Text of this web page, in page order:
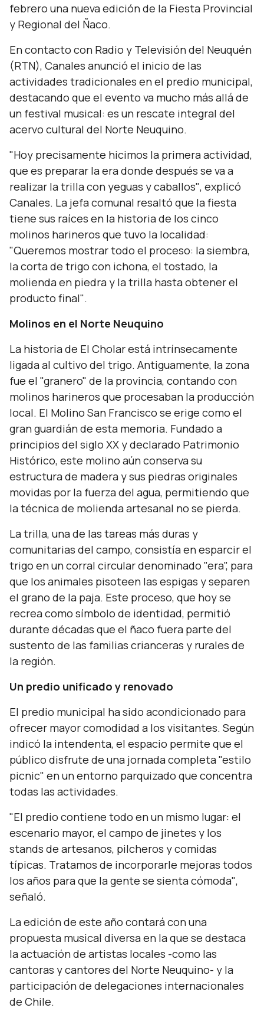
febrero una nueva edición de la Fiesta Provincial
y Regional del Ñaco.
En contacto con Radio y Televisión del Neuquén
(RTN), Canales anunció el inicio de las
actividades tradicionales en el predio municipal,
destacando que el evento va mucho más allá de
un festival musical: es un rescate integral del
acervo cultural del Norte Neuquino.
"Hoy precisamente hicimos la primera actividad,
que es preparar la era donde después se va a
realizar la trilla con yeguas y caballos", explicó
Canales. La jefa comunal resaltó que la fiesta
tiene sus raíces en la historia de los cinco
molinos harineros que tuvo la localidad:
"Queremos mostrar todo el proceso: la siembra,
la corta de trigo con ichona, el tostado, la
molienda en piedra y la trilla hasta obtener el
producto final".
Molinos en el Norte Neuquino
La historia de El Cholar está intrínsecamente
ligada al cultivo del trigo. Antiguamente, la zona
fue el "granero" de la provincia, contando con
molinos harineros que procesaban la producción
local. El Molino San Francisco se erige como el
gran guardián de esta memoria. Fundado a
principios del siglo XX y declarado Patrimonio
Histórico, este molino aún conserva su
estructura de madera y sus piedras originales
movidas por la fuerza del agua, permitiendo que
la técnica de molienda artesanal no se pierda.
La trilla, una de las tareas más duras y
comunitarias del campo, consistía en esparcir el
trigo en un corral circular denominado "era", para
que los animales pisoteen las espigas y separen
el grano de la paja. Este proceso, que hoy se
recrea como símbolo de identidad, permitió
durante décadas que el ñaco fuera parte del
sustento de las familias crianceras y rurales de
la región.
Un predio unificado y renovado
El predio municipal ha sido acondicionado para
ofrecer mayor comodidad a los visitantes. Según
indicó la intendenta, el espacio permite que el
público disfrute de una jornada completa "estilo
picnic" en un entorno parquizado que concentra
todas las actividades.
"El predio contiene todo en un mismo lugar: el
escenario mayor, el campo de jinetes y los
stands de artesanos, pilcheros y comidas
típicas. Tratamos de incorporarle mejoras todos
los años para que la gente se sienta cómoda",
señaló.
La edición de este año contará con una
propuesta musical diversa en la que se destaca
la actuación de artistas locales -como las
cantoras y cantores del Norte Neuquino- y la
participación de delegaciones internacionales
de Chile.